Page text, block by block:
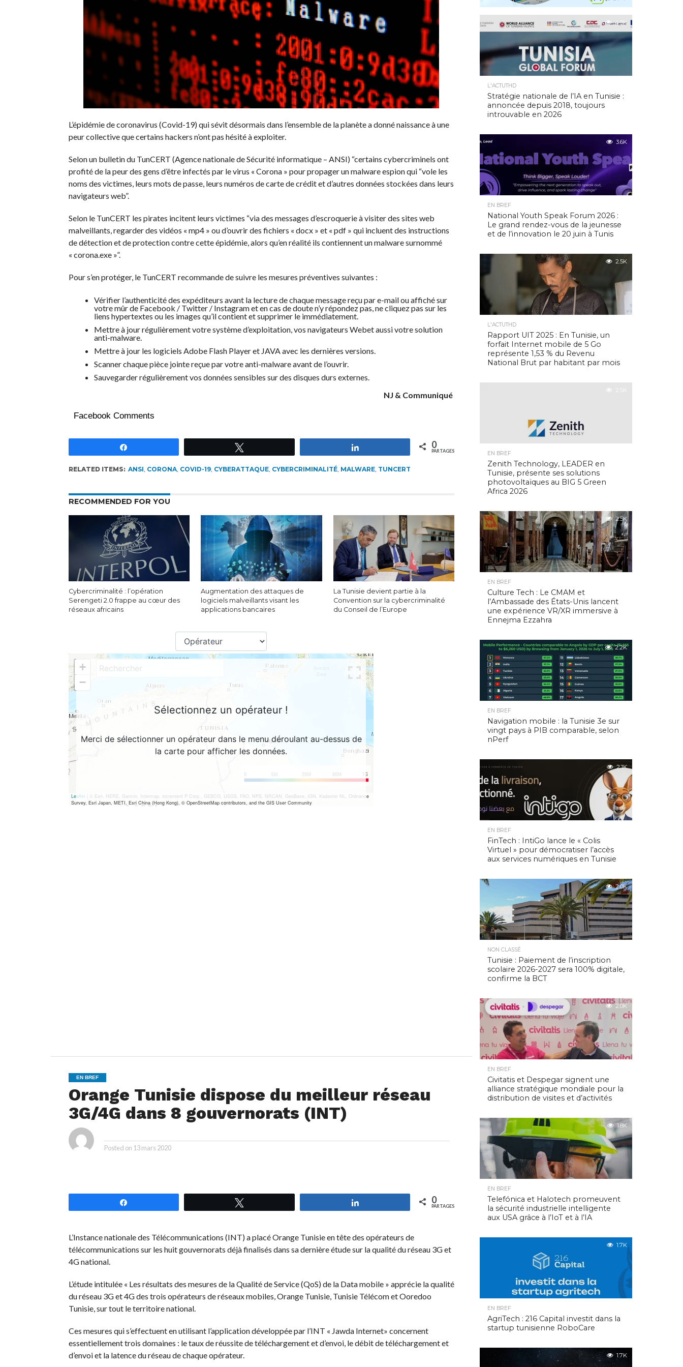
L’épidémie de coronavirus (Covid-19) qui sévit désormais dans l’ensemble de la planète a donné naissance à une
peur collective que certains hackers n’ont pas hésité à exploiter.
Selon un bulletin du TunCERT (Agence nationale de Sécurité informatique – ANSI) “certains cybercriminels ont
profité de la peur des gens d’être infectés par le virus « Corona » pour propager un malware espion qui “vole les
noms des victimes, leurs mots de passe, leurs numéros de carte de crédit et d’autres données stockées dans leurs
navigateurs web”.
Selon le TunCERT les pirates incitent leurs victimes “via des messages d’escroquerie à visiter des sites web
malveillants, regarder des vidéos « mp4 » ou d’ouvrir des fichiers « docx » et « pdf » qui incluent des instructions
de détection et de protection contre cette épidémie, alors qu’en réalité ils contiennent un malware surnommé
« corona.exe »”.
Pour s’en protéger, le TunCERT recommande de suivre les mesures préventives suivantes :
Vérifier l’authenticité des expéditeurs avant la lecture de chaque message reçu par e-mail ou affiché sur
votre mûr de Facebook / Twitter / Instagram et en cas de doute n’y répondez pas, ne cliquez pas sur les
liens hypertextes ou les images qu’il contient et supprimer le immédiatement.
Mettre à jour régulièrement votre système d’exploitation, vos navigateurs Webet aussi votre solution
anti-malware.
Mettre à jour les logiciels Adobe Flash Player et JAVA avec les dernières versions.
Scanner chaque pièce jointe reçue par votre anti-malware avant de l’ouvrir.
Sauvegarder régulièrement vos données sensibles sur des disques durs externes.
NJ & Communiqué
Facebook Comments
0
PARTAGES
RELATED ITEMS: ANSI, CORONA, COVID-19, CYBERATTAQUE, CYBERCRIMINALITÉ, MALWARE, TUNCERT
RECOMMENDED FOR YOU
Cybercriminalité : l’opération
Serengeti 2.0 frappe au cœur des
réseaux africains
Augmentation des attaques de
logiciels malveillants visant les
applications bancaires
La Tunisie devient partie à la
Convention sur la cybercriminalité
du Conseil de l’Europe
EN BREF
Orange Tunisie dispose du meilleur réseau
3G/4G dans 8 gouvernorats (INT)
Posted on 13 mars 2020
0
PARTAGES
L’Instance nationale des Télécommunications (INT) a placé Orange Tunisie en tête des opérateurs de
télécommunications sur les huit gouvernorats déjà finalisés dans sa dernière étude sur la qualité du réseau 3G et
4G national.
L’étude intitulée « Les résultats des mesures de la Qualité de Service (QoS) de la Data mobile » apprécie la qualité
du réseau 3G et 4G des trois opérateurs de réseaux mobiles, Orange Tunisie, Tunisie Télécom et Ooredoo
Tunisie, sur tout le territoire national.
Ces mesures qui s’effectuent en utilisant l’application développée par l’INT « Jawda Internet» concernent
essentiellement trois domaines : le taux de réussite de téléchargement et d’envoi, le débit de téléchargement et
d’envoi et la latence du réseau de chaque opérateur.
4.9K
L'ACTUTHD
Stratégie nationale de l’IA en Tunisie :
annoncée depuis 2018, toujours
introuvable en 2026
3.6K
EN BREF
National Youth Speak Forum 2026 :
Le grand rendez-vous de la jeunesse
et de l’innovation le 20 juin à Tunis
2.5K
L'ACTUTHD
Rapport UIT 2025 : En Tunisie, un
forfait Internet mobile de 5 Go
représente 1,53 % du Revenu
National Brut par habitant par mois
2.5K
EN BREF
Zenith Technology, LEADER en
Tunisie, présente ses solutions
photovoltaïques au BIG 5 Green
Africa 2026
2.5K
EN BREF
Culture Tech : Le CMAM et
l’Ambassade des États-Unis lancent
une expérience VR/XR immersive à
Ennejma Ezzahra
2.2K
EN BREF
Navigation mobile : la Tunisie 3e sur
vingt pays à PIB comparable, selon
nPerf
2.1K
EN BREF
FinTech : IntiGo lance le « Colis
Virtuel » pour démocratiser l’accès
aux services numériques en Tunisie
2.0K
NON CLASSÉ
Tunisie : Paiement de l’inscription
scolaire 2026-2027 sera 100% digitale,
confirme la BCT
2.0K
EN BREF
Civitatis et Despegar signent une
alliance stratégique mondiale pour la
distribution de visites et d’activités
1.8K
EN BREF
Telefónica et Halotech promeuvent
la sécurité industrielle intelligente
aux USA grâce à l’IoT et à l’IA
1.7K
EN BREF
AgriTech : 216 Capital investit dans la
startup tunisienne RoboCare
1.7K